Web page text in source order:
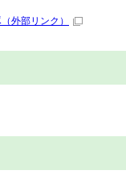
（外部リンク）